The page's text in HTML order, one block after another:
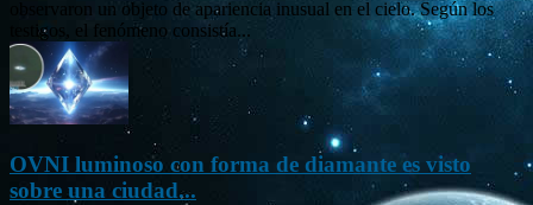
observaron un objeto de apariencia inusual en el cielo. Según los
testigos, el fenómeno consistía...
OVNI luminoso con forma de diamante es visto
sobre una ciudad...